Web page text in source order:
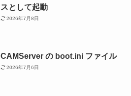
スとして起動
2026年7月8日
CAMServer の boot.ini ファイル
2026年7月6日